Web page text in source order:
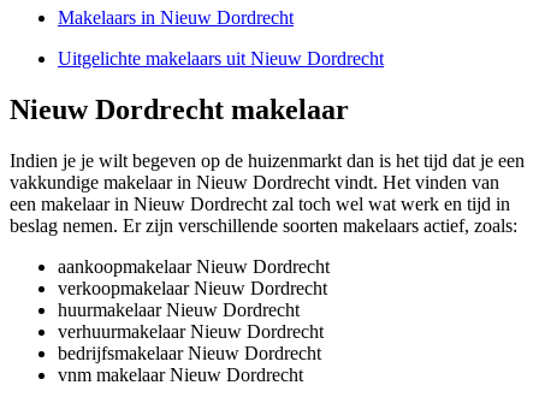
Makelaars in Nieuw Dordrecht
Uitgelichte makelaars uit Nieuw Dordrecht
Nieuw Dordrecht makelaar
Indien je je wilt begeven op de huizenmarkt dan is het tijd dat je een
vakkundige makelaar in Nieuw Dordrecht vindt. Het vinden van
een makelaar in Nieuw Dordrecht zal toch wel wat werk en tijd in
beslag nemen. Er zijn verschillende soorten makelaars actief, zoals:
aankoopmakelaar Nieuw Dordrecht
verkoopmakelaar Nieuw Dordrecht
huurmakelaar Nieuw Dordrecht
verhuurmakelaar Nieuw Dordrecht
bedrijfsmakelaar Nieuw Dordrecht
vnm makelaar Nieuw Dordrecht